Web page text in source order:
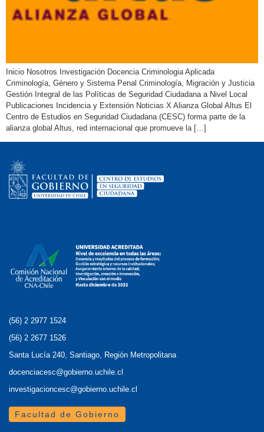
Inicio Nosotros Investigación Docencia Criminologia Aplicada
Criminología, Género y Sistema Penal Criminología, Migración y Justicia
Gestión Integral de las Políticas de Seguridad Ciudadana a Nivel Local
Publicaciones Incidencia y Extensión Noticias X Alianza Global Altus El
Centro de Estudios en Seguridad Ciudadana (CESC) forma parte de la
alianza global Altus, red internacional que promueve la […]
(56) 2 2977 1524
(56) 2 2677 1526
Santa Lucía 240, Santiago, Región Metropolitana
docenciacesc@gobierno.uchile.cl
investigacioncesc@gobierno.uchile.cl
Facultad de Gobierno